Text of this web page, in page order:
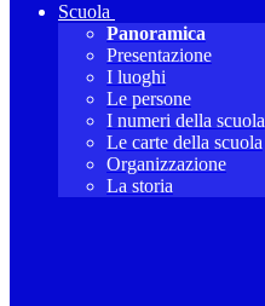
Scuola
Panoramica
Presentazione
I luoghi
Le persone
I numeri della scuola
Le carte della scuola
Organizzazione
La storia